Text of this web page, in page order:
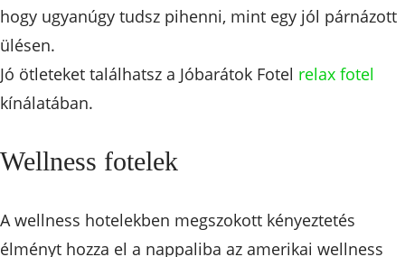
hogy ugyanúgy tudsz pihenni, mint egy jól párnázott
ülésen.
Jó ötleteket találhatsz a Jóbarátok Fotel relax fotel
kínálatában.
Wellness fotelek
A wellness hotelekben megszokott kényeztetés
élményt hozza el a nappaliba az amerikai wellness